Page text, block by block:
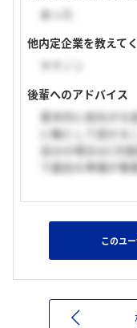
あった
他内定企業を教えて
キヤノン
後輩へのアドバイス
基本的に前向きな
に軸として話せる
自分の場合は1次
で最初の準備が重
このユ